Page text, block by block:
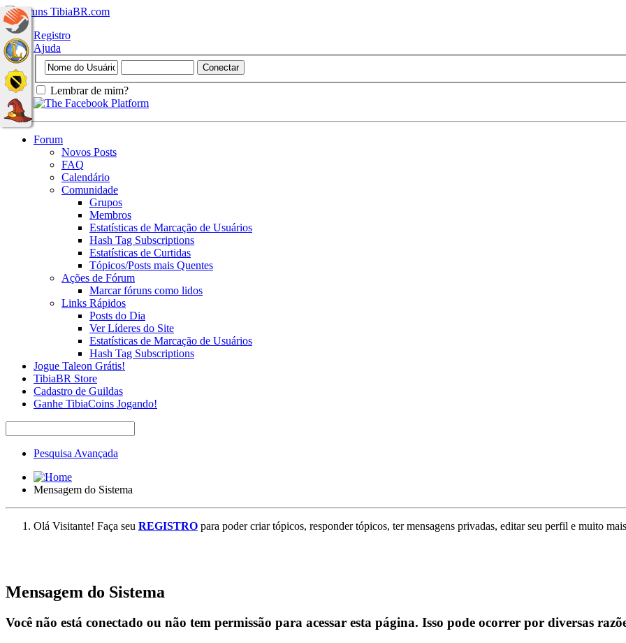
Registro
Ajuda
Lembrar de mim?
Forum
Novos Posts
FAQ
Calendário
Comunidade
Grupos
Membros
Estatísticas de Marcação de Usuários
Hash Tag Subscriptions
Estatísticas de Curtidas
Tópicos/Posts mais Quentes
Ações de Fórum
Marcar fóruns como lidos
Links Rápidos
Posts do Dia
Ver Líderes do Site
Estatísticas de Marcação de Usuários
Hash Tag Subscriptions
Jogue Taleon Grátis!
TibiaBR Store
Cadastro de Guildas
Ganhe TibiaCoins Jogando!
Pesquisa Avançada
Mensagem do Sistema
Olá Visitante! Faça seu REGISTRO para poder criar tópicos, responder tópicos, ter mensagens privadas, editar seu perfil e muito
Mensagem do Sistema
Você não está conectado ou não tem permissão para acessar esta página. Isso pode ocorrer por diversas